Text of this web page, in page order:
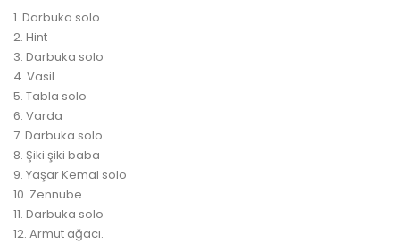
1. Darbuka solo
2. Hint
3. Darbuka solo
4. Vasil
5. Tabla solo
6. Varda
7. Darbuka solo
8. Şiki şiki baba
9. Yaşar Kemal solo
10. Zennube
11. Darbuka solo
12. Armut ağacı.